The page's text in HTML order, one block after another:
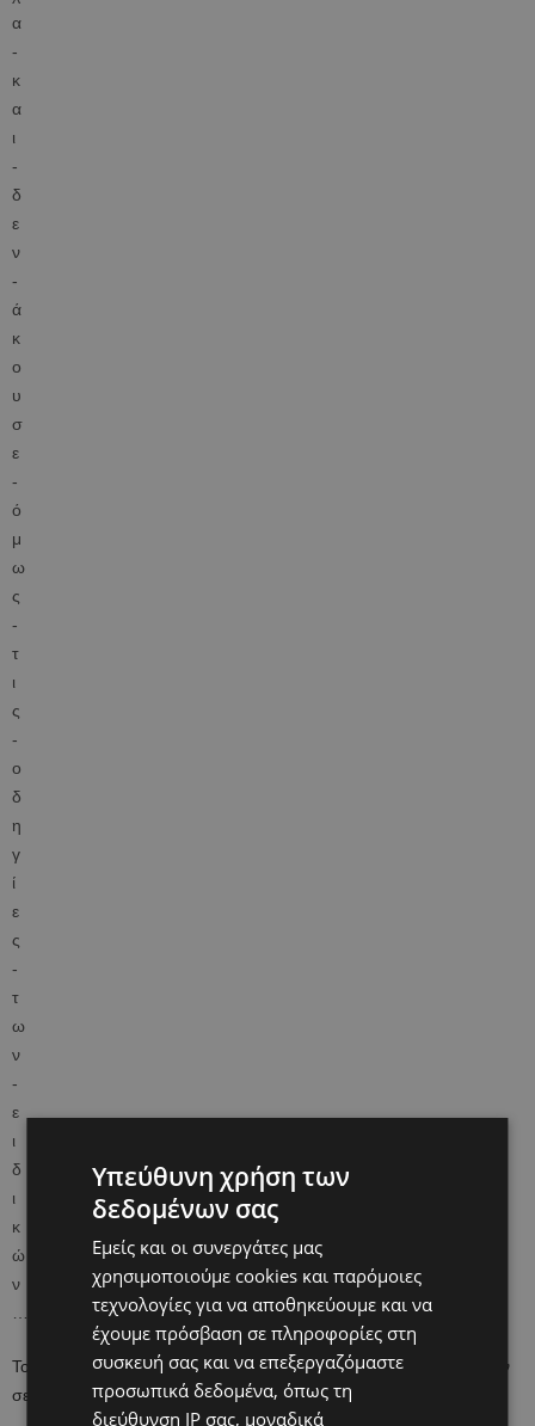
Το Υπούργειο Υγείας της Ελλάδας με ένα βίντεο που ανέβασε στην
σελίδα του στο Facebook μας γνωρίζει τον Γιώργο….
Υπεύθυνη χρήση των
δεδομένων σας
Εμείς και οι συνεργάτες μας
χρησιμοποιούμε cookies και παρόμοιες
τεχνολογίες για να αποθηκεύουμε και να
έχουμε πρόσβαση σε πληροφορίες στη
συσκευή σας και να επεξεργαζόμαστε
προσωπικά δεδομένα, όπως τη
διεύθυνση IP σας, μοναδικά